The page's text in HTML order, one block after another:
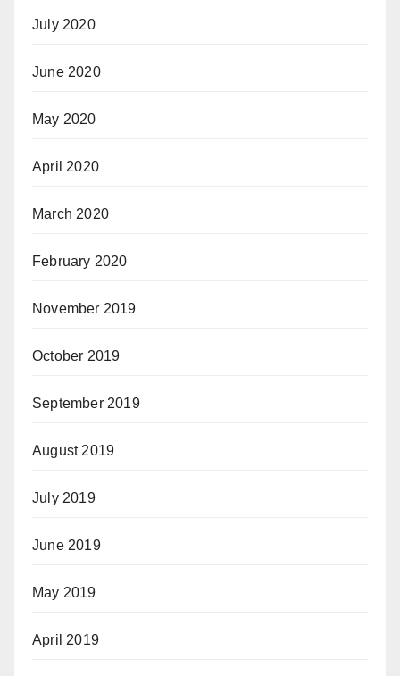
July 2020
June 2020
May 2020
April 2020
March 2020
February 2020
November 2019
October 2019
September 2019
August 2019
July 2019
June 2019
May 2019
April 2019